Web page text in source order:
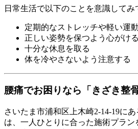
日常生活で以下のことを意識してみ
定期的なストレッチや軽い運
正しい姿勢を保つよう心がける
十分な休息を取る
体を冷やさないよう注意する
腰痛でお困りなら「きざき整
さいたま市浦和区上木崎2-14-19に
は、一人ひとりに合った施術プラ